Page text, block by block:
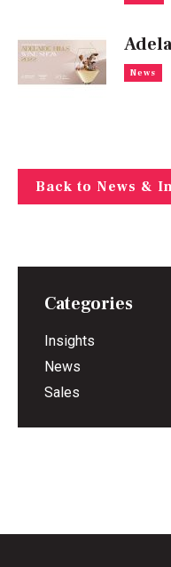
News
Back to News &
Categories
Insights
News
Sales